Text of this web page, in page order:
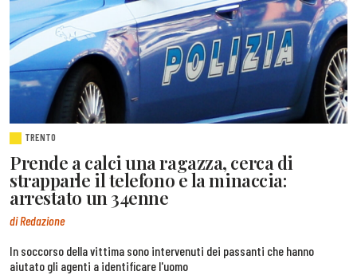
TRENTO
Prende a calci una ragazza, cerca di
strapparle il telefono e la minaccia:
arrestato un 34enne
di Redazione
In soccorso della vittima sono intervenuti dei passanti che hanno
aiutato gli agenti a identificare l'uomo